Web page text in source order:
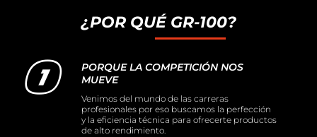
¿POR QUÉ GR-100?
PORQUE LA COMPETICIÓN NOS
MUEVE
Venimos del mundo de las carreras
profesionales por eso buscamos la perfección
y la eficiencia técnica para ofrecerte productos
de alto rendimiento.